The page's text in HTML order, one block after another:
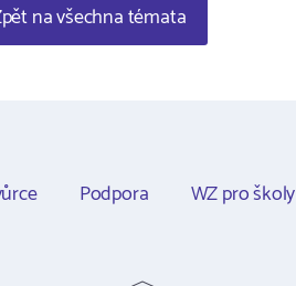
na všechna témata
Podpora WZ pro školy